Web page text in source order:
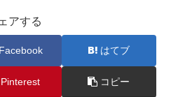
アする
Facebook はてブ
Pinterest コピー